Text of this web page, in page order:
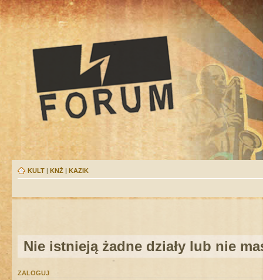
KULT | KNŻ | KAZIK
Nie istnieją żadne działy lub nie
ZALOGUJ